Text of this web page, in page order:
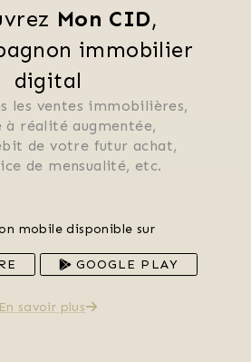
Mon CID,
immobilier
digital
les ventes immobilières,
à réalité augmentée,
de votre futur achat,
de mensualité, etc.
mobile disponible sur
GOOGLE PLAY
En savoir plus